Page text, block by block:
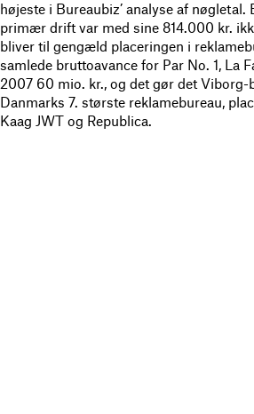
højeste i Bureaubiz’ analyse af
primær drift var med sine 814.000 kr.
bliver til gengæld placeringen i
samlede bruttoavance for Par No. 1, La
2007 60 mio. kr., og det gør det Viborg-
Danmarks 7. største reklamebureau,
Kaag JWT og Republica.